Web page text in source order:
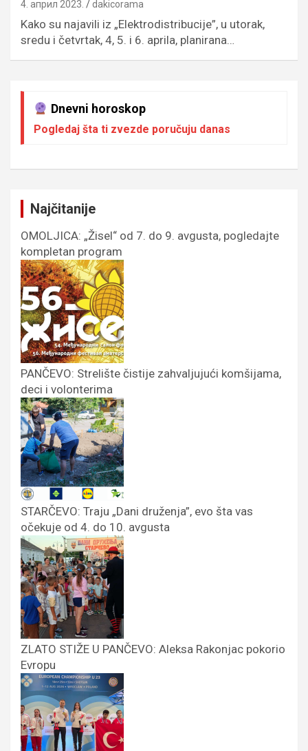
4. април 2023. dakicorama
Kako su najavili iz „Elektrodistribucije”, u utorak,
sredu i četvrtak, 4, 5. i 6. aprila, planirana…
Dnevni horoskop
Pogledaj šta ti zvezde poručuju danas
Najčitanije
OMOLJICA: „Žisel“ od 7. do 9. avgusta, pogledajte
kompletan program
PANČEVO: Strelište čistije zahvaljujući komšijama,
deci i volonterima
STARČEVO: Traju „Dani druženja”, evo šta vas
očekuje od 4. do 10. avgusta
ZLATO STIŽE U PANČEVO: Aleksa Rakonjac pokorio
Evropu